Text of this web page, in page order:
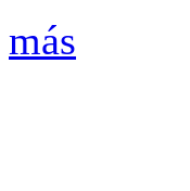
más